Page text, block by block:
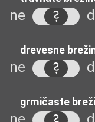
ne
drevesne
ne
grmičaste